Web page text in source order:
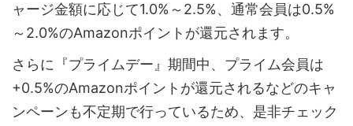
ャージ金額に応じて1.0%～2.5%、通常会員は0.5%
～2.0%のAmazonポイントが還元されます。
さらに『プライムデー』期間中、プライム会員は
+0.5%のAmazonポイントが還元されるなどのキャ
ンペーンも不定期で行っているため、是非チェック